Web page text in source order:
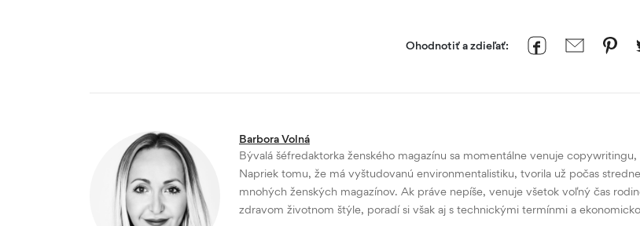
Ohodnotiť a zdieľať:
Barbora Volná
Bývalá šéfredaktorka ženského magazínu sa momentálne venuje
Napriek tomu, že má vyštudovanú environmentalistiku, tvorila už počas
mnohých ženských magazínov. Ak práve nepíše, venuje všetok voľný čas
zdravom životnom štýle, poradí si však aj s technickými termínmi a